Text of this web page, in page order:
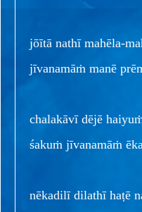
jōītā nathī mahēla-
jīvanamāṁ manē
chalakāvī dējē
śakuṁ jīvanamāṁ
nēkadilī dilathī haṭē